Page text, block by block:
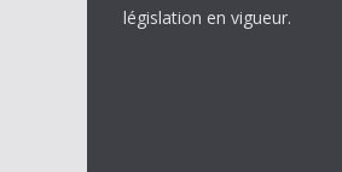
législation en vigueur.